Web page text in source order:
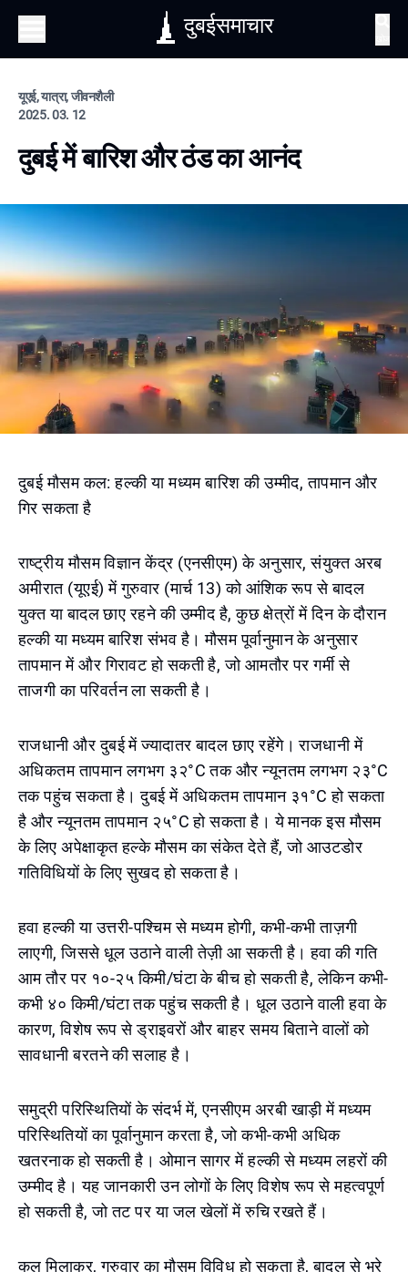
दुबईसमाचार
यूएई, यात्रा, जीवनशैली
2025. 03. 12
दुबई में बारिश और ठंड का आनंद
दुबई मौसम कल: हल्की या मध्यम बारिश की उम्मीद, तापमान और
गिर सकता है
राष्ट्रीय मौसम विज्ञान केंद्र (एनसीएम) के अनुसार, संयुक्त अरब
अमीरात (यूएई) में गुरुवार (मार्च 13) को आंशिक रूप से बादल
युक्त या बादल छाए रहने की उम्मीद है, कुछ क्षेत्रों में दिन के दौरान
हल्की या मध्यम बारिश संभव है। मौसम पूर्वानुमान के अनुसार
तापमान में और गिरावट हो सकती है, जो आमतौर पर गर्मी से
ताजगी का परिवर्तन ला सकती है।
राजधानी और दुबई में ज्यादातर बादल छाए रहेंगे। राजधानी में
अधिकतम तापमान लगभग ३२°C तक और न्यूनतम लगभग २३°C
तक पहुंच सकता है। दुबई में अधिकतम तापमान ३१°C हो सकता
है और न्यूनतम तापमान २५°C हो सकता है। ये मानक इस मौसम
के लिए अपेक्षाकृत हल्के मौसम का संकेत देते हैं, जो आउटडोर
गतिविधियों के लिए सुखद हो सकता है।
हवा हल्की या उत्तरी-पश्चिम से मध्यम होगी, कभी-कभी ताज़गी
लाएगी, जिससे धूल उठाने वाली तेज़ी आ सकती है। हवा की गति
आम तौर पर १०-२५ किमी/घंटा के बीच हो सकती है, लेकिन कभी-
कभी ४० किमी/घंटा तक पहुंच सकती है। धूल उठाने वाली हवा के
कारण, विशेष रूप से ड्राइवरों और बाहर समय बिताने वालों को
सावधानी बरतने की सलाह है।
समुद्री परिस्थितियों के संदर्भ में, एनसीएम अरबी खाड़ी में मध्यम
परिस्थितियों का पूर्वानुमान करता है, जो कभी-कभी अधिक
खतरनाक हो सकती है। ओमान सागर में हल्की से मध्यम लहरों की
उम्मीद है। यह जानकारी उन लोगों के लिए विशेष रूप से महत्वपूर्ण
हो सकती है, जो तट पर या जल खेलों में रुचि रखते हैं।
कुल मिलाकर, गुरुवार का मौसम विविध हो सकता है, बादल से भरे